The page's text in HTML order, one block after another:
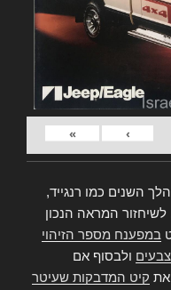
›
»
השנים כמו רנגייד,
לשיחזור המראה הנכון
במפענח מספר הזיהוי
ולבסוף אם
את קיט המדבקות שעיטר